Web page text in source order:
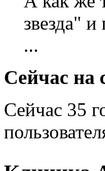
звезда"
...
Сейчас на
Сейчас 35